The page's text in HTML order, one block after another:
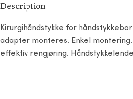
Description
Kirurgihåndstykke for
adapter monteres. Enkel
effektiv rengjøring.